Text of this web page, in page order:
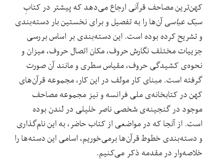
کهن‌ترین مصاحف قرآنی ارجاع می‌دهد که پیشتر در کتابِ
سبک عباسیآن‌ها را به تفصیل و برای نخستین بار دسته‌بندی
و تشریح کرده بوده است. این دسته‌بندی بر اساس بررسی
جزییات مختلف نگارش حروف، مکان اتصال حروف، میزان و
نحوه‌ی کشیدگی حروف، مقیاس سطری و مانند آن صورت
گرفته است. مبنای کار مولف در این کار، مجموعه قرآن‌های
کهن در کتابخانه‌ی ملی فرانسه و نیز مجموعه مصاحف
موجود در گنجینه‌ی شخصی ناصر خلیلی در لندن بوده
است. از آنجا که در مواضعی از کتاب حاضر، به این نام‌گذاری
و دسته‌بندی خطوط قرآن‌ها برمی‌خوریم، اسامی این دسته‌ها را
خلاصه‌وار در مقدمه ذکر می‌کنیم.